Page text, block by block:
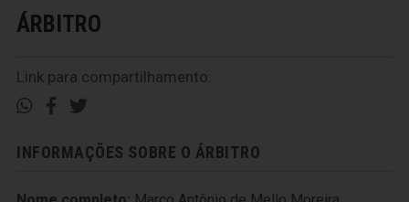
ÁRBITRO
Link para compartilhamento:
INFORMAÇÕES SOBRE O ÁRBITRO